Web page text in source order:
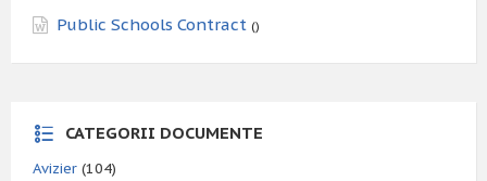
Public Schools Contract ()
CATEGORII DOCUMENTE
Avizier (104)